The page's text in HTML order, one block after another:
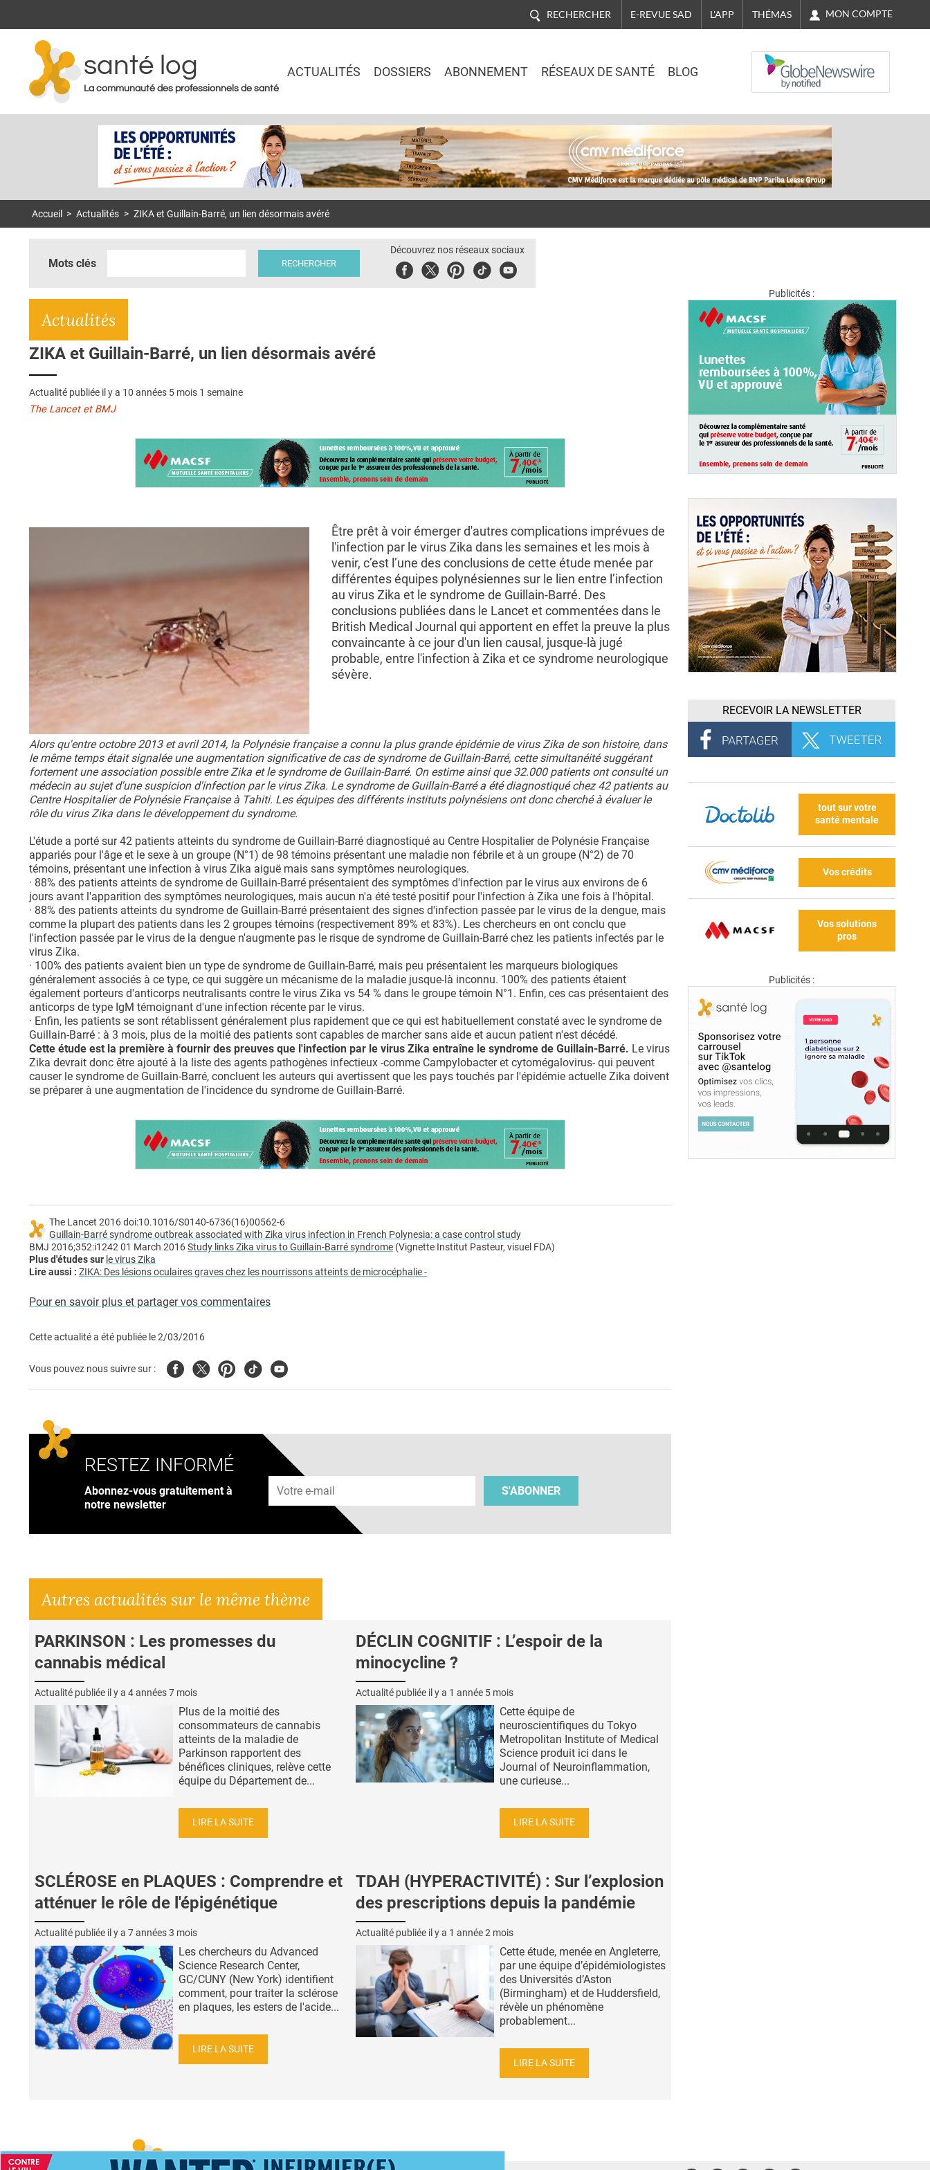
RECHERCHER E-REVUE SAD L'APP THÉMAS MON COMPTE
santé log
La communauté des professionnels de santé
ACTUALITÉS DOSSIERS ABONNEMENT RÉSEAUX DE SANTÉ BLOG
NASDAQ
Accueil > Actualités > ZIKA et Guillain-Barré, un lien désormais avéré
Mots clés
Découvrez nos réseaux sociaux
FacebookTwitterPinterest
TiktokYoubute
Actualités
ZIKA et Guillain-Barré, un lien désormais avéré
Actualité publiée il y a 10 années 5 mois 1 semaine
The Lancet et BMJ
Être prêt à voir émerger d'autres complications imprévues de
l'infection par le virus Zika dans les semaines et les mois à
venir, c’est l’une des conclusions de cette étude menée par
différentes équipes polynésiennes sur le lien entre l’infection
au virus Zika et le syndrome de Guillain-Barré. Des
conclusions publiées dans le Lancet et commentées dans le
British Medical Journal qui apportent en effet la preuve la plus
convaincante à ce jour d'un lien causal, jusque-là jugé
probable, entre l'infection à Zika et ce syndrome neurologique
sévère.
Alors qu'entre octobre 2013 et avril 2014, la Polynésie française a connu la plus grande épidémie de virus Zika de son histoire, dans
le même temps était signalée une augmentation significative de cas de syndrome de Guillain-Barré, cette simultanéité suggérant
fortement une association possible entre Zika et le syndrome de Guillain-Barré. On estime ainsi que 32.000 patients ont consulté un
médecin au sujet d'une suspicion d'infection par le virus Zika. Le syndrome de Guillain-Barré a été diagnostiqué chez 42 patients au
Centre Hospitalier de Polynésie Française à Tahiti. Les équipes des différents instituts polynésiens ont donc cherché à évaluer le
rôle du virus Zika dans le développement du syndrome.
L'étude a porté sur 42 patients atteints du syndrome de Guillain-Barré diagnostiqué au Centre Hospitalier de Polynésie Française
appariés pour l'âge et le sexe à un groupe (N°1) de 98 témoins présentant une maladie non fébrile et à un groupe (N°2) de 70
témoins, présentant une infection à virus Zika aiguë mais sans symptômes neurologiques.
· 88% des patients atteints de syndrome de Guillain-Barré présentaient des symptômes d'infection par le virus aux environs de 6
jours avant l'apparition des symptômes neurologiques, mais aucun n'a été testé positif pour l'infection à Zika une fois à l'hôpital.
· 88% des patients atteints du syndrome de Guillain-Barré présentaient des signes d'infection passée par le virus de la dengue, mais
comme la plupart des patients dans les 2 groupes témoins (respectivement 89% et 83%). Les chercheurs en ont conclu que
l'infection passée par le virus de la dengue n'augmente pas le risque de syndrome de Guillain-Barré chez les patients infectés par le
virus Zika.
· 100% des patients avaient bien un type de syndrome de Guillain-Barré, mais peu présentaient les marqueurs biologiques
généralement associés à ce type, ce qui suggère un mécanisme de la maladie jusque-là inconnu. 100% des patients étaient
également porteurs d'anticorps neutralisants contre le virus Zika vs 54 % dans le groupe témoin N°1. Enfin, ces cas présentaient des
anticorps de type IgM témoignant d'une infection récente par le virus.
· Enfin, les patients se sont rétablissent généralement plus rapidement que ce qui est habituellement constaté avec le syndrome de
Guillain-Barré : à 3 mois, plus de la moitié des patients sont capables de marcher sans aide et aucun patient n'est décédé.
Cette étude est la première à fournir des preuves que l'infection par le virus Zika entraîne le syndrome de Guillain-Barré. Le virus
Zika devrait donc être ajouté à la liste des agents pathogènes infectieux -comme Campylobacter et cytomégalovirus- qui peuvent
causer le syndrome de Guillain-Barré, concluent les auteurs qui avertissent que les pays touchés par l'épidémie actuelle Zika doivent
se préparer à une augmentation de l'incidence du syndrome de Guillain-Barré.
The Lancet 2016 doi:10.1016/S0140-6736(16)00562-6
Guillain-Barré syndrome outbreak associated with Zika virus infection in French Polynesia: a case control study
BMJ 2016;352:i1242 01 March 2016Study links Zika virus to Guillain-Barré syndrome (Vignette Institut Pasteur, visuel FDA)
Plus d'études sur le virus Zika
Lire aussi : ZIKA: Des lésions oculaires graves chez les nourrissons atteints de microcéphalie -
Pour en savoir plus et partager vos commentaires
Cette actualité a été publiée le2/03/2016
Vous pouvez nous suivre sur : FacebookTwitterPinterest
TiktokYoutube
RESTEZ INFORMÉ
Abonnez-vous gratuitement à
notre newsletter
Adresse e-mail
S'ABONNER
Autres actualités sur le même thème
PARKINSON : Les promesses du
cannabis médical
Actualité publiée il y a 4 années 7 mois
Plus de la moitié des
consommateurs de cannabis
atteints de la maladie de
Parkinson rapportent des
bénéfices cliniques, relève cette
équipe du Département de...
LIRE LA SUITE
DÉCLIN COGNITIF : L’espoir de la
minocycline ?
Actualité publiée il y a 1 année 5 mois
Cette équipe de
neuroscientifiques du Tokyo
Metropolitan Institute of Medical
Science produit ici dans le
Journal of Neuroinflammation,
une curieuse...
LIRE LA SUITE
SCLÉROSE en PLAQUES : Comprendre et
atténuer le rôle de l'épigénétique
Actualité publiée il y a 7 années 3 mois
Les chercheurs du Advanced
Science Research Center,
GC/CUNY (New York) identifient
comment, pour traiter la sclérose
en plaques, les esters de l'acide...
LIRE LA SUITE
TDAH (HYPERACTIVITÉ) : Sur l’explosion
des prescriptions depuis la pandémie
Actualité publiée il y a 1 année 2 mois
Cette étude, menée en Angleterre,
par une équipe d’épidémiologistes
des Universités d’Aston
(Birmingham) et de Huddersfield,
révèle un phénomène
probablement...
LIRE LA SUITE
Publicités :
RECEVOIR LA NEWSLETTER
tout sur votre
santé mentale
Vos crédits
Vos solutions
pros
Publicités :